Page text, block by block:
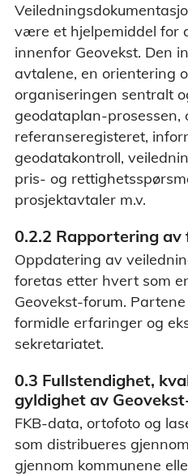
være et hjelpemiddel for
innenfor Geovekst. Den
avtalene, en orientering
organiseringen sentralt
geodataplan-prosessen,
referanseregisteret,
geodatakontroll,
pris- og
prosjektavtaler m.v.
0.2.2 Rapportering av
Oppdatering av
foretas etter hvert som
Geovekst-forum.
formidle erfaringer og
sekretariatet.
0.3 Fullstendighet,
gyldighet av
FKB-data, ortofoto og
som distribueres
gjennom kommunene